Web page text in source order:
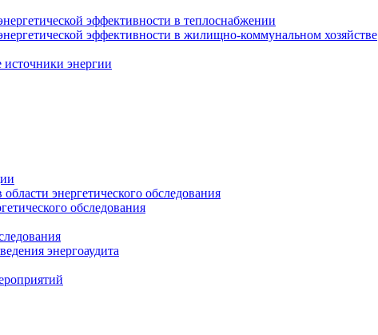
эффективности в теплоснабжении
эффективности в жилищно-коммунальном хозяйстве
энергии
энергетического обследования
обследования
энергоаудита